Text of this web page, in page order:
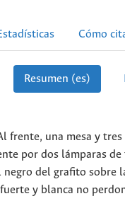
Cómo
Resumen (es)
frente, una mesa y tres
por dos lámparas de
del grafito sobre
y blanca no